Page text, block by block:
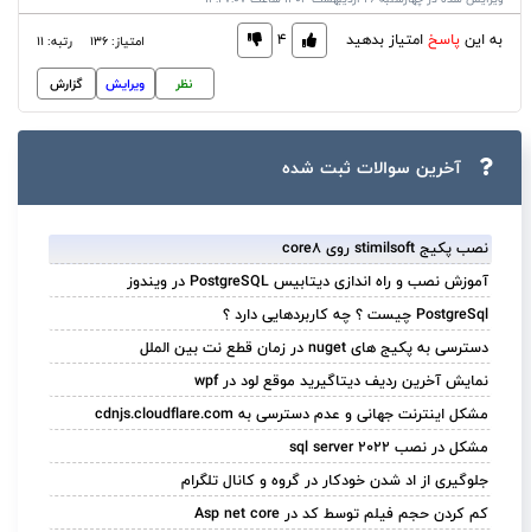
به اینپاسخامتیاز بدهید 4 امتیاز: 136
رتبه: 11
نظر
ویرایش گزارش
آخرین سوالات ثبت ‌شده
نصب پکیج stimilsoft روی core8
آموزش نصب و راه اندازی دیتابیس PostgreSQL در ویندوز
PostgreSql چیست ؟ چه کاربردهایی دارد ؟
دسترسی به پکیج های nuget در زمان قطع نت بین الملل
نمایش آخرین ردیف دیتاگیرید موقع لود در wpf
مشکل اینترنت جهانی و عدم دسترسی به cdnjs.cloudflare.com
مشکل در نصب sql server 2022
جلوگیری از اد شدن خودکار در گروه و کانال تلگرام
کم کردن حجم فیلم توسط کد در Asp net core